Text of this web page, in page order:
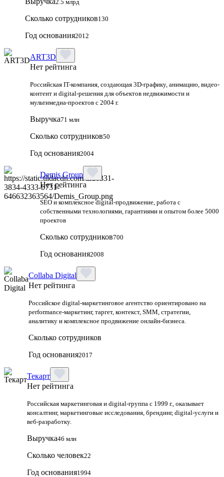
2.5 млрд
Сколько сотрудников130
Год основания2012
ART3D
Нет рейтинга
Российская IT-компания, создающая 3D-графику, анимацию, видео-
контент и digital-решения для объектов недвижимости и
мультимедиа-проектов с 2004 г.
Выручка71 млн
Сколько сотрудников50
Год основания2004
Demis Group
Нет рейтинга
SEO и комплексное digital-продвижение, работа с
собственными технологиями, гарантиями и опытом более 5000
проектов
Сколько сотрудников700
Год основания2008
Collaba Digital
Нет рейтинга
Российское digital-маркетинговое агентство ориентировано на
performance-маркетинг, таргет, контекст, SMM, стратегии,
аналитику и комплексное продвижение онлайн-бизнеса.
Сколько сотрудников
Год основания2017
Текарт
Нет рейтинга
Российская маркетинговая и digital‑группа с 1999 г., оказывает
консалтинг, маркетинговые исследования, брендинг, digital‑услуги и
веб‑разработку.
Выручка46 млн
Сколько человек22
Год основания1994